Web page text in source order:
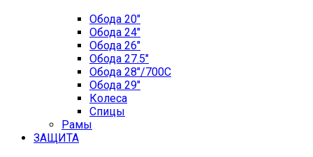
Обода 20"
Обода 24"
Обода 26"
Обода 27.5"
Обода 28"/700C
Обода 29"
Колеса
Спицы
Рамы
ЗАЩИТА